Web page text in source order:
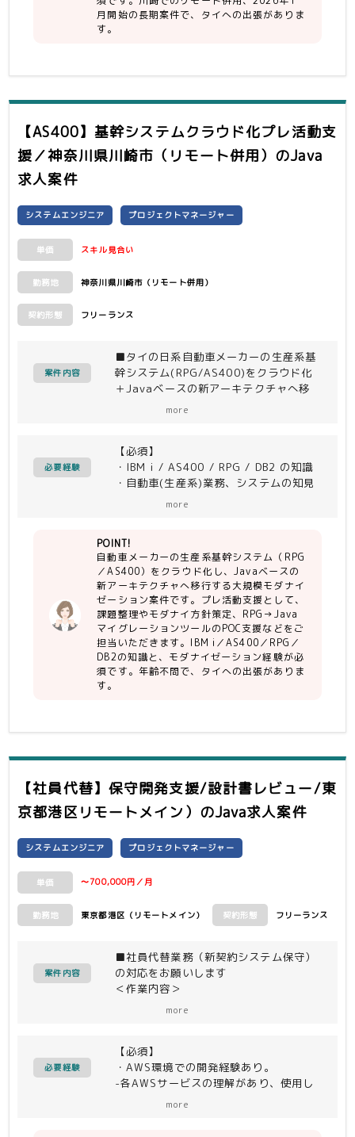
検討
・AS400/RPG → Javaマイグレーショ
4月〜 要件定義〜
月開始の長期案件で、タイへの出張がありま
す。
【AS400】基幹システムクラウド化プレ活動支
援／神奈川県川崎市（リモート併用） のJava
求人案件
システムエンジニア プロジェクトマネージャー
単価 スキル見合い
勤務地 神奈川県川崎市（リモート併用）
契約形態 フリーランス
案件内容
■タイの日系自動車メーカーの生産系基
幹システム(RPG/AS400)をクラウド化
＋Javaベースの新アーキテクチャへ移
表等の残った機能をJava化）
プレ活動支援ならびにアフターの支援
（要件定義から設計、モダナイゼーショ
・商談支援（課題可視化／モダナイ方針
策定／提案書執筆）
・業務／システム課題整理、ToBe像の
検討
・RPG → Java マイグレーションツー
ルのPOC支援
＜募集ポジション＞
・AS400有識者（RPG→Javaへの変換
モダナイゼーション要件定義経験
※自動車業界の知見があれば尚可
＜スケジュール＞
2026/4〜 要件定義〜
more
必要経験
【必須】
・IBM i / AS400 / RPG / DB2 の知識
・自動車(生産系)業務、システムの知見
【尚可】
・英語でのコミュニケーション
・自動車モダナイゼーションプロジェク
ト経験（RPG→Java、COBOL→Java
等）
more
POINT!
自動車メーカーの生産系基幹システム（RPG
／AS400）をクラウド化し、Javaベースの
新アーキテクチャへ移行する大規模モダナイ
ゼーション案件です。プレ活動支援として、
課題整理やモダナイ方針策定、RPG→Java
マイグレーションツールのPOC支援などをご
担当いただきます。IBM i／AS400／RPG／
DB2の知識と、モダナイゼーション経験が必
須です。年齢不問で、タイへの出張がありま
す。
【社員代替】保守開発支援/設計書レビュー/東
京都港区リモートメイン） のJava求人案件
システムエンジニア プロジェクトマネージャー
単価 〜700,000円／月
勤務地 東京都港区（リモートメイン） 契約形態 フリーランス
案件内容
■社員代替業務（新契約システム保守）
の対応をお願いします
＜作業内容＞
署、ユーザーとの調整等の案件推進）
more
必要経験
【必須】
・AWS環境での開発経験あり。
-各AWSサービスの理解があり、使用し
more